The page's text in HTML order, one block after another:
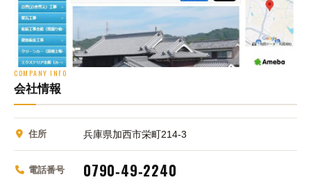
COMPANY INFO
会社情報
住所 兵庫県加西市栄町214‑3
電話番号 0790‑49‑2240